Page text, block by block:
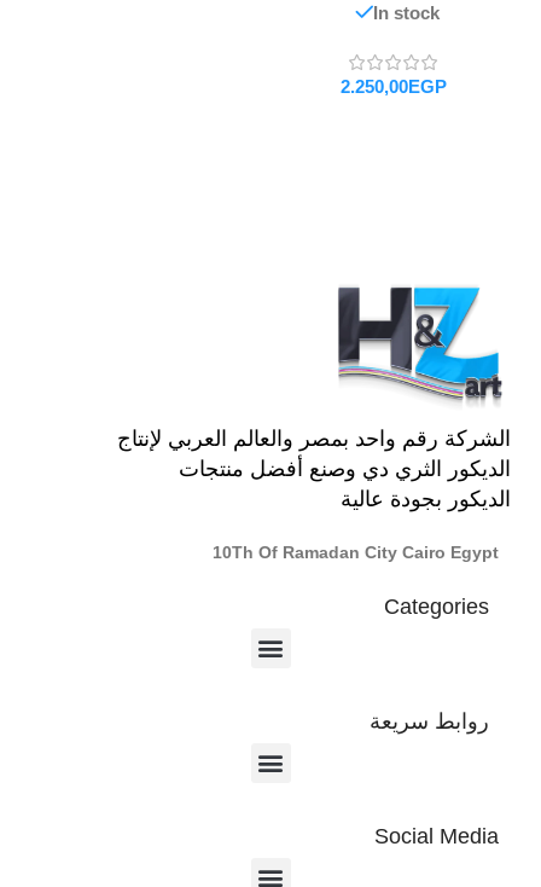
In stock
EGP
الشركة رقم واحد بمصر والعالم العربي لإنتاج
الديكور الثري دي وصنع أفضل منتجات
الديكور بجودة عالية
10Th Of Ramadan City Cairo Egypt
Categories
روابط سريعة
Social Media